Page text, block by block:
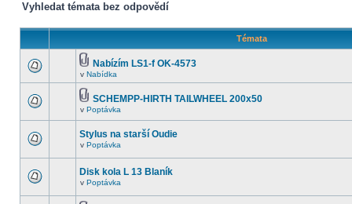
Vyhledat témata bez odpovědí
Témata
Nabízím LS1-f OK-4573
v Nabídka
SCHEMPP-HIRTH TAILWHEEL 200x50
v Poptávka
Stylus na starší Oudie
v Poptávka
Disk kola L 13 Blaník
v Poptávka